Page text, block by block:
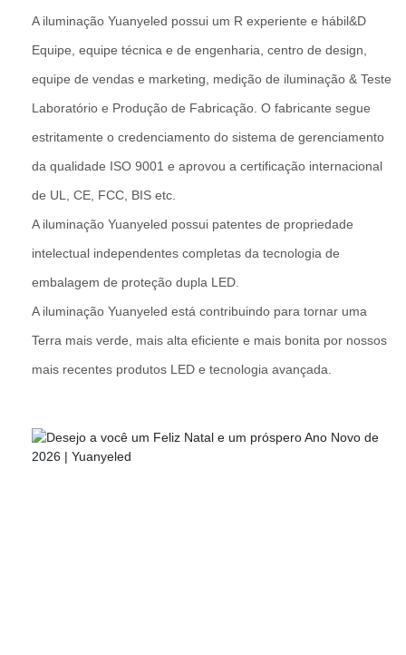
A iluminação Yuanyeled possui um R experiente e hábil&D
Equipe, equipe técnica e de engenharia, centro de design,
equipe de vendas e marketing, medição de iluminação & Teste
Laboratório e Produção de Fabricação. O fabricante segue
estritamente o credenciamento do sistema de gerenciamento
da qualidade ISO 9001 e aprovou a certificação internacional
de UL, CE, FCC, BIS etc.
A iluminação Yuanyeled possui patentes de propriedade
intelectual independentes completas da tecnologia de
embalagem de proteção dupla LED.
A iluminação Yuanyeled está contribuindo para tornar uma
Terra mais verde, mais alta eficiente e mais bonita por nossos
mais recentes produtos LED e tecnologia avançada.